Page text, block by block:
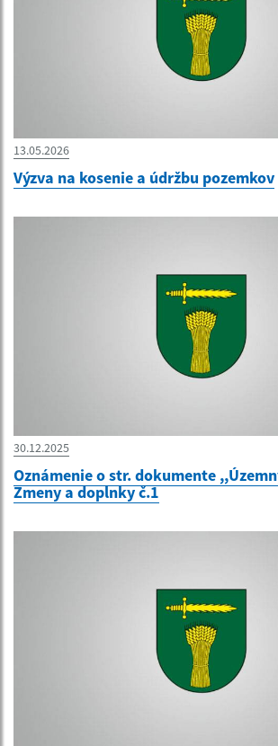
13.05.2026
Výzva na kosenie a údržbu pozemkov
30.12.2025
Oznámenie o str. dokumente
Zmeny a doplnky č.1